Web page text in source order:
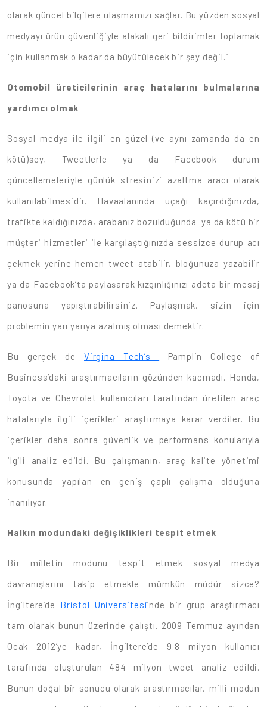
olarak güncel bilgilere ulaşmamızı sağlar. Bu yüzden sosyal
medyayı ürün güvenliğiyle alakalı geri bildirimler toplamak
için kullanmak o kadar da büyütülecek bir şey değil.”
Otomobil üreticilerinin araç hatalarını bulmalarına
yardımcı olmak
Sosyal medya ile ilgili en güzel (ve aynı zamanda da en
kötü)şey, Tweetlerle ya da Facebook durum
güncellemeleriyle günlük stresinizi azaltma aracı olarak
kullanılabilmesidir. Havaalanında uçağı kaçırdığınızda,
trafikte kaldığınızda, arabanız bozulduğunda ya da kötü bir
müşteri hizmetleri ile karşılaştığınızda sessizce durup acı
çekmek yerine hemen tweet atabilir, bloğunuza yazabilir
ya da Facebook’ta paylaşarak kızgınlığınızı adeta bir mesaj
panosuna yapıştırabilirsiniz. Paylaşmak, sizin için
problemin yarı yarıya azalmış olması demektir.
Bu gerçek deVirgina Tech’s
Pamplin College of
Business’daki araştırmacıların gözünden kaçmadı. Honda,
Toyota ve Chevrolet kullanıcıları tarafından üretilen araç
hatalarıyla ilgili içerikleri araştırmaya karar verdiler. Bu
içerikler daha sonra güvenlik ve performans konularıyla
ilgili analiz edildi. Bu çalışmanın, araç kalite yönetimi
konusunda yapılan en geniş çaplı çalışma olduğuna
inanılıyor.
Halkın modundaki değişiklikleri tespit etmek
Bir milletin modunu tespit etmek sosyal medya
davranışlarını takip etmekle mümkün müdür sizce?
İngiltere’de Bristol Üniversitesi’nde bir grup araştırmacı
tam olarak bunun üzerinde çalıştı. 2009 Temmuz ayından
Ocak 2012’ye kadar, İngiltere’de 9.8 milyon kullanıcı
tarafında oluşturulan 484 milyon tweet analiz edildi.
Bunun doğal bir sonucu olarak araştırmacılar, milli modun